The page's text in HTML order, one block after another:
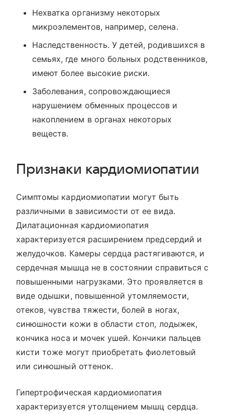
Нехватка организму некоторых
микроэлементов, например, селена.
Наследственность. У детей, родившихся в
семьях, где много больных родственников,
имеют более высокие риски.
Заболевания, сопровождающиеся
нарушением обменных процессов и
накоплением в органах некоторых
веществ.
Признаки кардиомиопатии
Симптомы кардиомиопатии могут быть
различными в зависимости от ее вида.
Дилатационная кардиомиопатия
характеризуется расширением предсердий и
желудочков. Камеры сердца растягиваются, и
сердечная мышца не в состоянии справиться с
повышенными нагрузками. Это проявляется в
виде одышки, повышенной утомляемости,
отеков, чувства тяжести, болей в ногах,
синюшности кожи в области стоп, лодыжек,
кончика носа и мочек ушей. Кончики пальцев
кисти тоже могут приобретать фиолетовый
или синюшный оттенок.
Гипертрофическая кардиомиопатия
характеризуется утолщением мышц сердца.